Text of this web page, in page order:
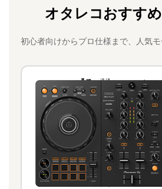
b
o
o
k
o
d
o
n
l
オタレコおすす
初心者向けからプロ仕様まで、人気モ